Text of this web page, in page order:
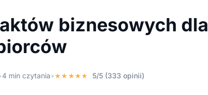
biznesowych dla
4 min czytania•★★★★★ 5/5 (333 opinii)